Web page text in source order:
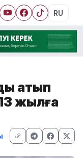
RU
атып
жылға